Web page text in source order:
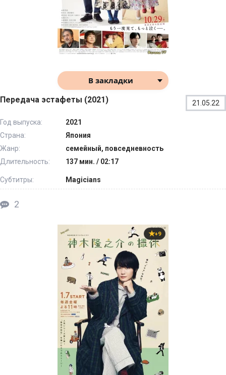
В закладки
Передача эстафеты (2021) 21.05.22
Год выпуска:
2021
Страна:
Япония
Жанр:
семейный, повседневность
Длительность:
137 мин. / 02:17
Субтитры: Magicians
2
+9